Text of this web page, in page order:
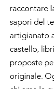
raccontare
sapori del
artigianato
castello,
proposte
originale.